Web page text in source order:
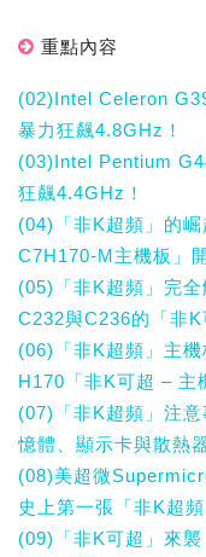
重點內容
(02)Intel Celeron
暴力狂飆4.8GHz！
(03)Intel Pentium
狂飆4.4GHz！
(04)「非K超頻」的
C7H170-M主機板」
(05)「非K超頻」完
C232與C236的「非K
(06)「非K超頻」主
H170「非K可超 – 主
(07)「非K超頻」注
憶體、顯示卡與散熱
(08)美超微
史上第一張「非K超
(09)「非K可超」來襲